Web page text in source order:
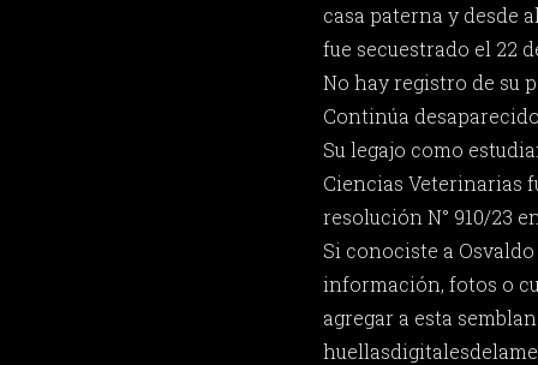
casa paterna y desde
fue secuestrado el 22
No hay registro de su
Continúa
Su legajo como
Ciencias Veterinarias
resolución N° 910/23
Si conociste a
información, fotos o
agregar a esta